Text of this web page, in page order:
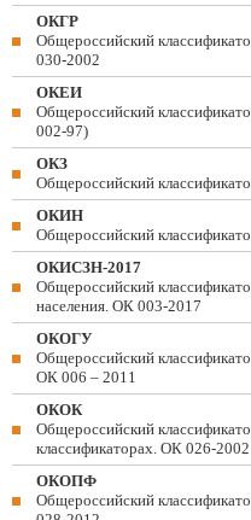
ОКГР
Общероссийский
030-2002
ОКЕИ
Общероссийский
002-97)
ОКЗ
Общероссийский
ОКИН
Общероссийский
ОКИСЗН-2017
Общероссийский
населения. ОК 003-2017
ОКОГУ
Общероссийский
ОК 006 – 2011
ОКОК
Общероссийский
классификаторах. ОК 026-2002
ОКОПФ
Общероссийский